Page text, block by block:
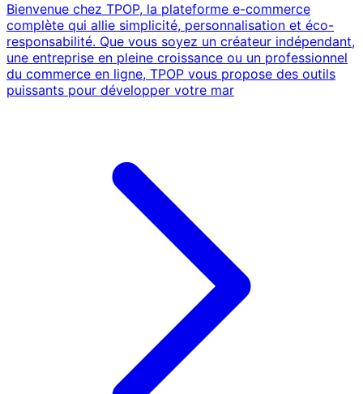
Bienvenue chez TPOP, la plateforme e-commerce
complète qui allie simplicité, personnalisation et éco-
responsabilité. Que vous soyez un créateur indépendant,
une entreprise en pleine croissance ou un professionnel
du commerce en ligne, TPOP vous propose des outils
puissants pour développer votre mar